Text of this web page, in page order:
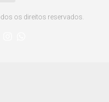
os direitos reservados.